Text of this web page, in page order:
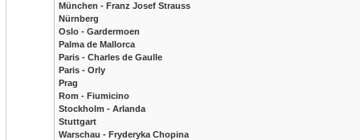
München - Franz Josef Strauss
Nürnberg
Oslo - Gardermoen
Palma de Mallorca
Paris - Charles de Gaulle
Paris - Orly
Prag
Rom - Fiumicino
Stockholm - Arlanda
Stuttgart
Warschau - Fryderyka Chopina